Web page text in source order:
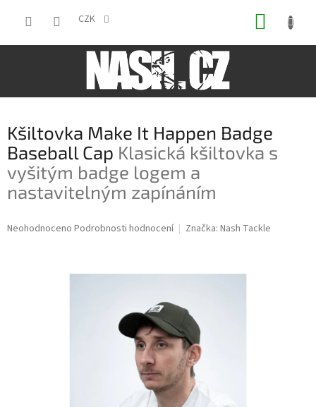
CZK
Kšiltovka Make It Happen Badge
Baseball Cap Klasická kšiltovka s
vyšitým badge logem a
nastavitelným zapínáním
Průměrné
Neohodnoceno Podrobnosti hodnocení Značka: Nash Tackle